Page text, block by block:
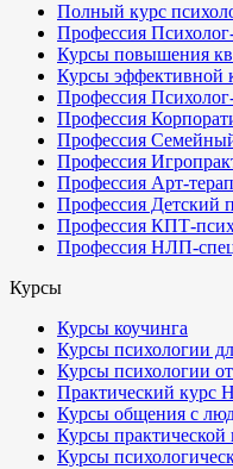
Полный курс
Профессия
Курсы повышения
Курсы эффективной
Профессия
Профессия
Профессия
Профессия
Профессия Арт-
Профессия Детский
Профессия КПТ-
Профессия НЛП-
Курсы
Курсы коучинга
Курсы психологии
Курсы психологии
Практический курс
Курсы общения с
Курсы
Курсы